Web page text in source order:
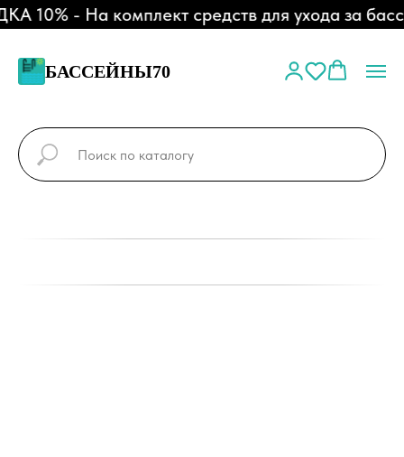
10% - На комплект средств для ухода за
БАССЕЙНЫ70